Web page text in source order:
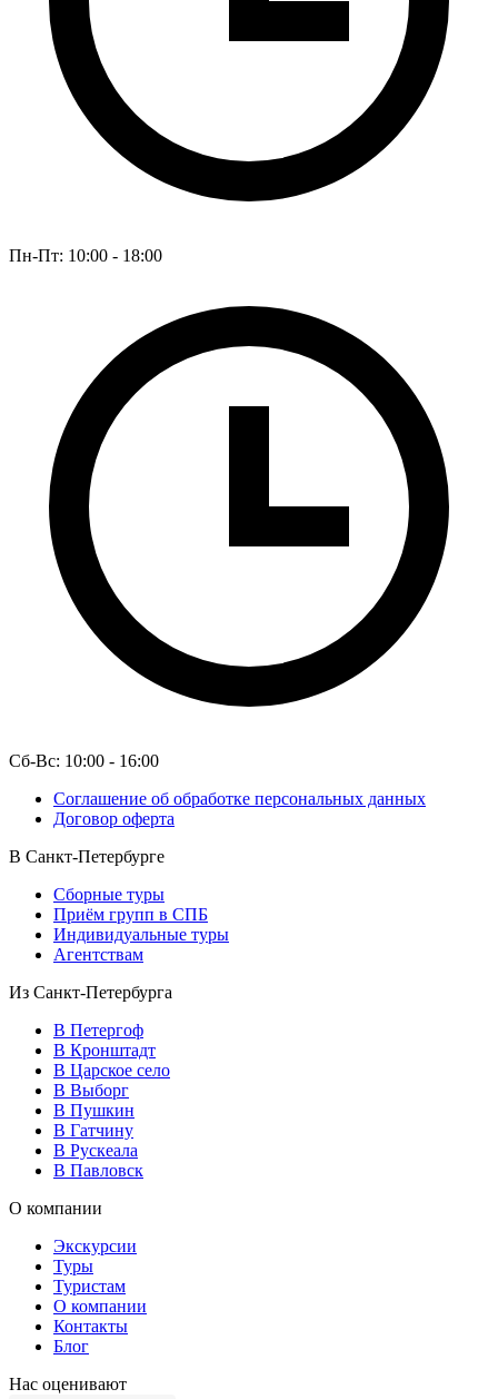
Пн-Пт: 10:00 - 18:00
Сб-Вс: 10:00 - 16:00
Соглашение об обработке персональных данных
Договор оферта
В Санкт-Петербурге
Сборные туры
Приём групп в СПБ
Индивидуальные туры
Агентствам
Из Санкт-Петербурга
В Петергоф
В Кронштадт
В Царское село
В Выборг
В Пушкин
В Гатчину
В Рускеала
В Павловск
О компании
Экскурсии
Туры
Туристам
О компании
Контакты
Блог
Нас оценивают